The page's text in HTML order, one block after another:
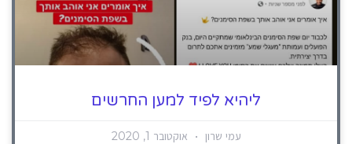
ליהיא לפיד למען החרשים
עמי שרון אוקטובר 1, 2020